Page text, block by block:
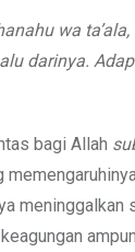
wa
darinya.
bagi Allah
meninggalkan